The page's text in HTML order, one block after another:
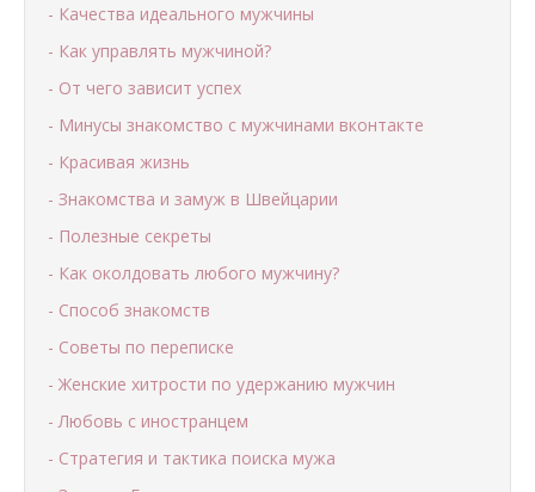
- Качества идеального мужчины
- Как управлять мужчиной?
- От чего зависит успех
- Минусы знакомство с мужчинами вконтакте
- Красивая жизнь
- Знакомства и замуж в Швейцарии
- Полезные секреты
- Как околдовать любого мужчину?
- Способ знакомств
- Советы по переписке
- Женские хитрости по удержанию мужчин
- Любовь с иностранцем
- Стратегия и тактика поиска мужа